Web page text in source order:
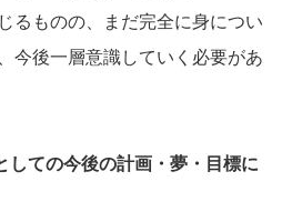
るものの、まだ完全に身につい
今後一層意識していく必要があ
ての今後の計画・夢・目標に